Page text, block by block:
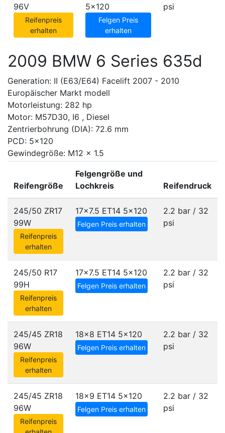
96V
Reifenpreis
erhalten
5x120
Felgen Preis
erhalten
psi
2009 BMW 6 Series 635d
Generation: II (E63/E64) Facelift 2007 - 2010
Europäischer Markt modell
Motorleistung: 282 hp
Motor: M57D30, I6 , Diesel
Zentrierbohrung (DIA): 72.6 mm
PCD: 5x120
Gewindegröße: M12 x 1.5
Reifengröße
Felgengröße und
Lochkreis
Reifendruck
245/50 ZR17
99W
Reifenpreis
erhalten
17x7.5 ET14 5x120
Felgen Preis erhalten
2.2 bar / 32
psi
245/50 R17
99H
Reifenpreis
erhalten
17x7.5 ET14 5x120
Felgen Preis erhalten
2.2 bar / 32
psi
245/45 ZR18
96W
Reifenpreis
erhalten
18x8 ET14 5x120
Felgen Preis erhalten
2.2 bar / 32
psi
245/45 ZR18
96W
Reifenpreis
18x9 ET14 5x120
Felgen Preis erhalten
2.2 bar / 32
psi